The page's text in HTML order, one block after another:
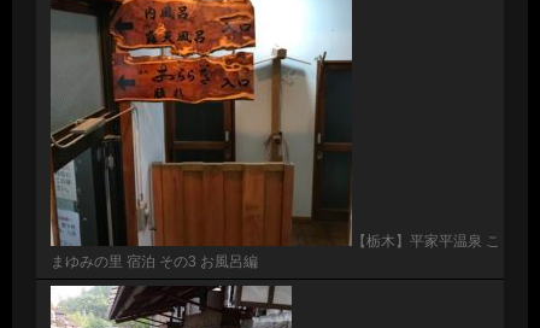
【栃木】平家平温泉 こ
まゆみの里 宿泊 その3 お風呂編